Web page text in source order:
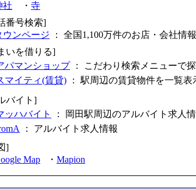
社 ・ 寺
番号検索]
ウンページ ： 全国1,100万件のお店・会社情
いを借りる]
パマンショップ： こだわり検索メニューで
マイティ(賃貸) ： 駅周辺の賃貸物件を一覧表
バイト]
ッハバイト
： 岡田駅周辺のアルバイト求人
： アルバイト求人情報
]
Map ・ Mapion